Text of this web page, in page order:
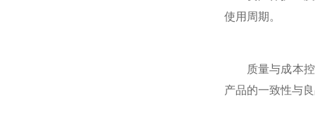
使用周期。
质量与成本
产品的一致性与